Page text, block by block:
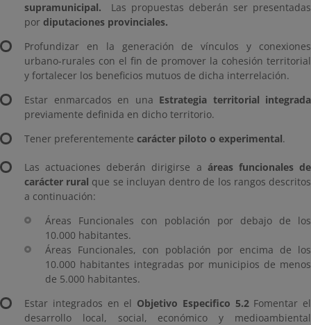
supramunicipal. Las propuestas deberán ser presentadas
por diputaciones provinciales.
Profundizar en la generación de vínculos y conexiones
urbano-rurales con el fin de promover la cohesión territorial
y fortalecer los beneficios mutuos de dicha interrelación.
Estar enmarcados en una Estrategia territorial integrada
previamente definida en dicho territorio.
Tener preferentemente carácter piloto o experimental.
Las actuaciones deberán dirigirse a áreas funcionales de
carácter rural que se incluyan dentro de los rangos descritos
a continuación:
Áreas Funcionales con población por debajo de los
10.000 habitantes.
Áreas Funcionales, con población por encima de los
10.000 habitantes integradas por municipios de menos
de 5.000 habitantes.
Estar integrados en el Objetivo Especifico 5.2Fomentar el
desarrollo local, social, económico y medioambiental